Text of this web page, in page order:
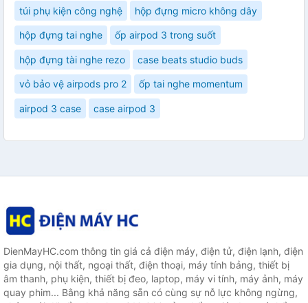
túi phụ kiện công nghệ hộp đựng micro không dây
hộp đựng tai nghe ốp airpod 3 trong suốt
hộp đựng tài nghe rezo case beats studio buds
vỏ bảo vệ airpods pro 2 ốp tai nghe momentum
airpod 3 case case airpod 3
DienMayHC.com thông tin giá cả điện máy, điện tử, điện lạnh, điện
gia dụng, nội thất, ngoại thất, điện thoại, máy tính bảng, thiết bị
âm thanh, phụ kiện, thiết bị đeo, laptop, máy vi tính, máy ảnh, máy
quay phim... Bằng khả năng sẵn có cùng sự nỗ lực không ngừng,